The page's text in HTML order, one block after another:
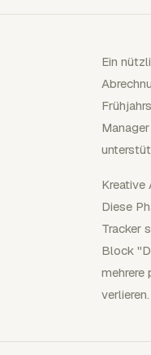
Ein
Kreative
Diese
Tracker
Block
mehrere
verlieren.